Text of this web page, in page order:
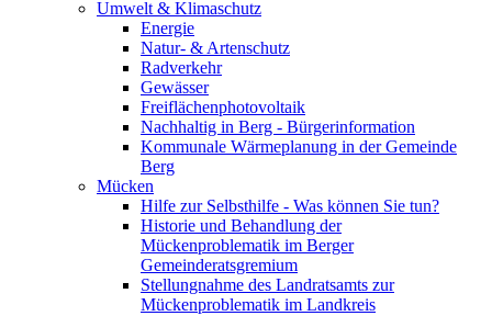
Umwelt & Klimaschutz
Energie
Natur- & Artenschutz
Radverkehr
Gewässer
Freiflächenphotovoltaik
Nachhaltig in Berg - Bürgerinformation
Kommunale Wärmeplanung in der Gemeinde
Berg
Mücken
Hilfe zur Selbsthilfe - Was können Sie tun?
Historie und Behandlung der
Mückenproblematik im Berger
Gemeinderatsgremium
Stellungnahme des Landratsamts zur
Mückenproblematik im Landkreis